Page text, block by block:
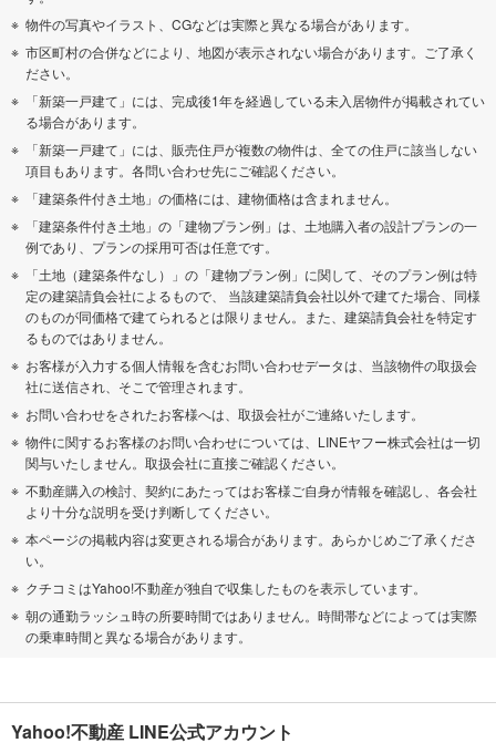
物件の写真やイラスト、CGなどは実際と異なる場合があります。
市区町村の合併などにより、地図が表示されない場合があります。ご了承く
ださい。
「新築一戸建て」には、完成後1年を経過している未入居物件が掲載されてい
る場合があります。
「新築一戸建て」には、販売住戸が複数の物件は、全ての住戸に該当しない
項目もあります。各問い合わせ先にご確認ください。
「建築条件付き土地」の価格には、建物価格は含まれません。
「建築条件付き土地」の「建物プラン例」は、土地購入者の設計プランの一
例であり、プランの採用可否は任意です。
「土地（建築条件なし）」の「建物プラン例」に関して、そのプラン例は特
定の建築請負会社によるもので、 当該建築請負会社以外で建てた場合、同様
のものが同価格で建てられるとは限りません。また、建築請負会社を特定す
るものではありません。
お客様が入力する個人情報を含むお問い合わせデータは、当該物件の取扱会
社に送信され、そこで管理されます。
お問い合わせをされたお客様へは、取扱会社がご連絡いたします。
物件に関するお客様のお問い合わせについては、LINEヤフー株式会社は一切
関与いたしません。取扱会社に直接ご確認ください。
不動産購入の検討、契約にあたってはお客様ご自身が情報を確認し、各会社
より十分な説明を受け判断してください。
本ページの掲載内容は変更される場合があります。あらかじめご了承くださ
い。
クチコミはYahoo!不動産が独自で収集したものを表示しています。
朝の通勤ラッシュ時の所要時間ではありません。時間帯などによっては実際
の乗車時間と異なる場合があります。
Yahoo!不動産 LINE公式アカウント